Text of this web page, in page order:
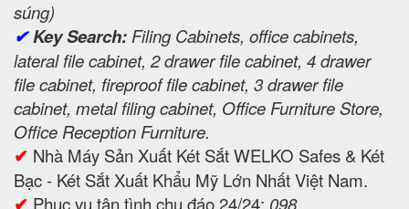
súng)
✔Key Search: Filing Cabinets, office cabinets,
lateral file cabinet, 2 drawer file cabinet, 4 drawer
file cabinet, fireproof file cabinet, 3 drawer file
cabinet, metal filing cabinet, Office Furniture Store,
Office Reception Furniture.
✔ Nhà Máy Sản Xuất Két Sắt WELKO Safes & Két
Bạc - Két Sắt Xuất Khẩu Mỹ Lớn Nhất Việt Nam.
✔ Phục vụ tận tình chu đáo 24/24: 098